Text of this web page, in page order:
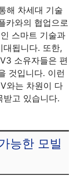
해 차세대 기술
카와의 협업으로
스마트 기술과
대됩니다. 또한,
소유자들은 편
것입니다. 이런
와는 차원이 다
받고 있습니다.
능한 모빌